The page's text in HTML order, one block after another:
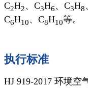
C2H2、C3H6、C3H8
C6H10、C8H10等。
执行标准
HJ 919-2017 环境